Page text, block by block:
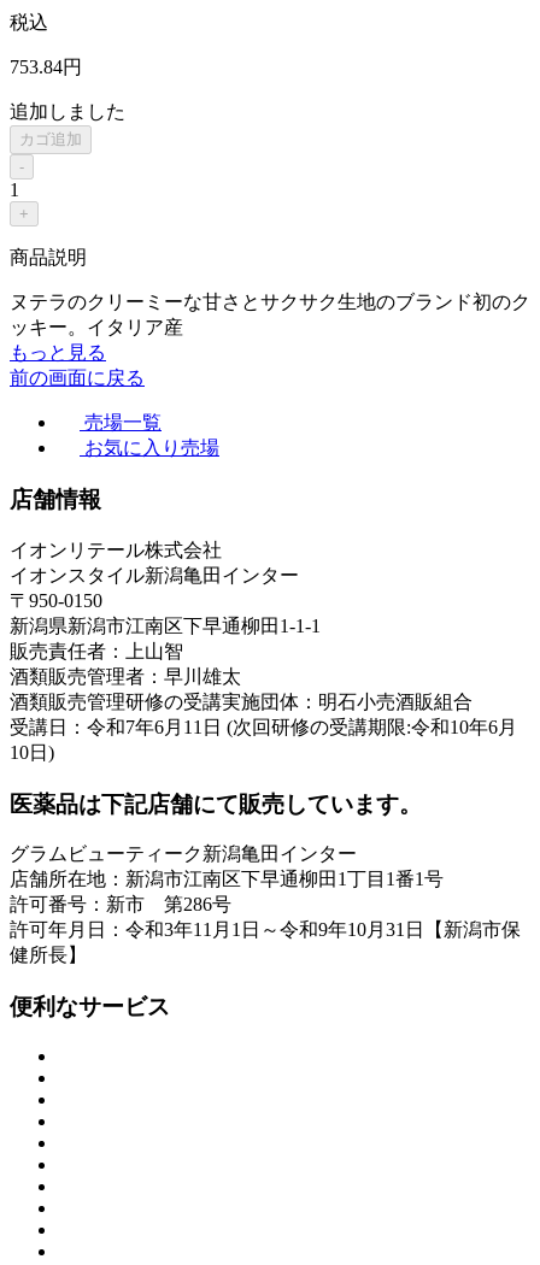
税込
753.84円
追加しました
カゴ追加
-
1
+
商品説明
ヌテラのクリーミーな甘さとサクサク生地のブランド初のク
ッキー。イタリア産
もっと見る
前の画面に戻る
売場一覧
お気に入り売場
店舗情報
イオンリテール株式会社
イオンスタイル新潟亀田インター
〒950-0150
新潟県新潟市江南区下早通柳田1-1-1
販売責任者：上山智
酒類販売管理者：早川雄太
酒類販売管理研修の受講実施団体：明石小売酒販組合
受講日：令和7年6月11日 (次回研修の受講期限:令和10年6月
10日)
医薬品は下記店舗にて販売しています。
グラムビューティーク新潟亀田インター
店舗所在地：新潟市江南区下早通柳田1丁目1番1号
許可番号：新市 第286号
許可年月日：令和3年11月1日～令和9年10月31日【新潟市保
健所長】
便利なサービス